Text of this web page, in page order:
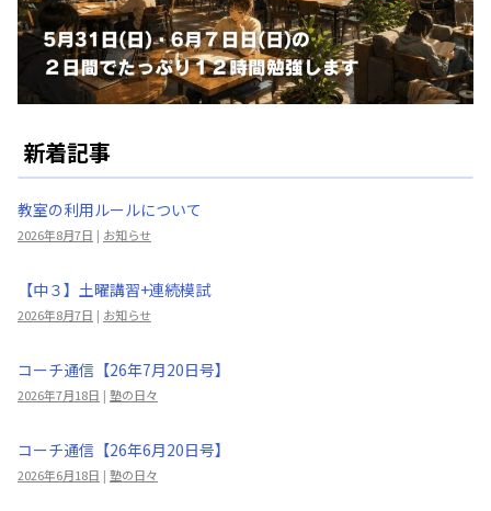
新着記事
教室の利用ルールについて
2026年8月7日 | お知らせ
【中３】土曜講習+連続模試
2026年8月7日 | お知らせ
コーチ通信【26年7月20日号】
2026年7月18日 | 塾の日々
コーチ通信【26年6月20日号】
2026年6月18日 | 塾の日々